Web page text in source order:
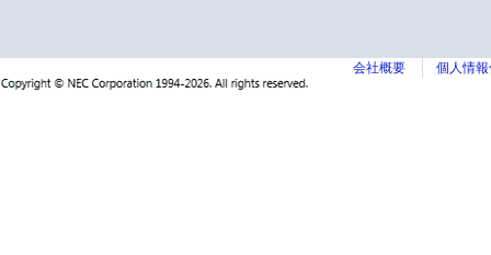
会社概要 個人情